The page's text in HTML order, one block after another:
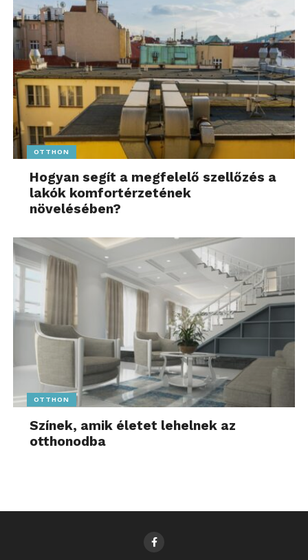
OTTHON
Hogyan segít a megfelelő szellőzés a
lakók komfortérzetének
növelésében?
OTTHON
Színek, amik életet lehelnek az
otthonodba